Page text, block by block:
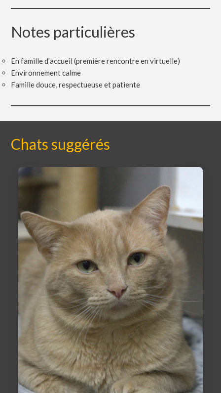
Notes particulières
En famille d’accueil (première rencontre en virtuelle)
Environnement calme
Famille douce, respectueuse et patiente
Chats suggérés